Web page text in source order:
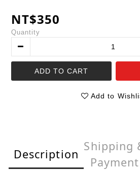
NT$350
Quantity
ADD TO CART
Add to
Description
Shipping
Payment